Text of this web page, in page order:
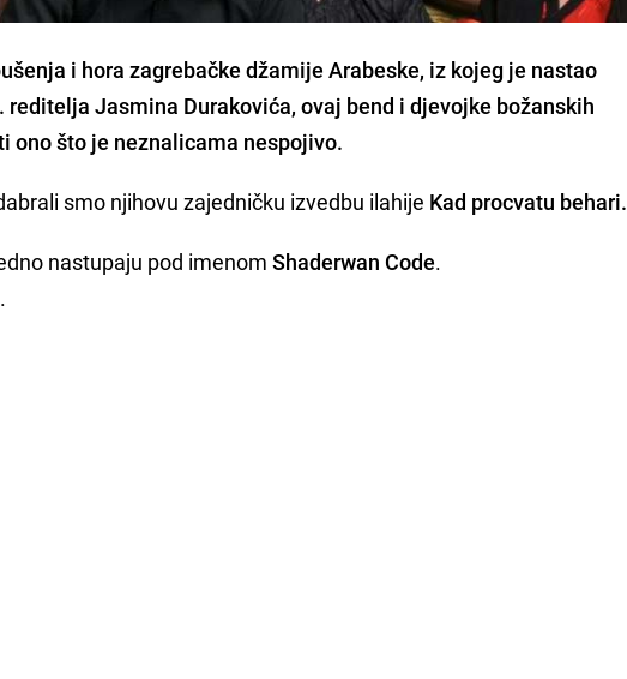
i hora zagrebačke džamijeArabeske, iz kojeg je nastao
Jasmina Durakovića, ovaj bend i djevojke božanskih
ono što je neznalicama nespojivo.
smo njihovu zajedničku izvedbu ilahije Kad procvatu behari.
nastupaju pod imenomShaderwan Code.
.